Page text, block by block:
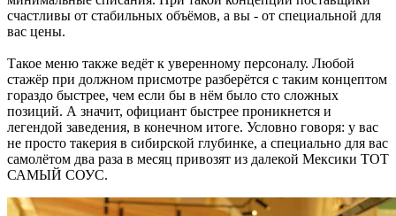
счастливы от стабильных объёмов, а вы - от специальной для
вас цены.
Такое меню также ведёт к уверенному персоналу. Любой
стажёр при должном присмотре разберётся с таким концептом
гораздо быстрее, чем если бы в нём было сто сложных
позиций. А значит, официант быстрее проникнется и
легендой заведения, в конечном итоге. Условно говоря: у вас
не просто такерия в сибирской глубинке, а специально для вас
самолётом два раза в месяц привозят из далекой Мексики ТОТ
САМЫЙ СОУС.